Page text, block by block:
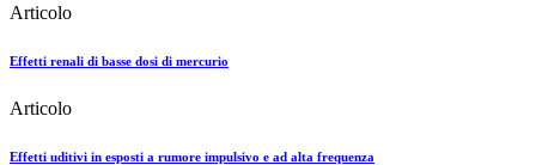
Articolo
Effetti renali di basse dosi di mercurio
Articolo
Effetti uditivi in esposti a rumore impulsivo e ad alta frequenza